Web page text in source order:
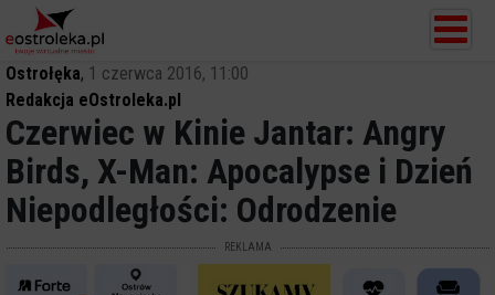
Ostrołęka, 1 czerwca 2016, 11:00
Redakcja eOstroleka.pl
Czerwiec w Kinie Jantar: Angry
Birds, X-Man: Apocalypse i Dzień
Niepodległości: Odrodzenie
REKLAMA